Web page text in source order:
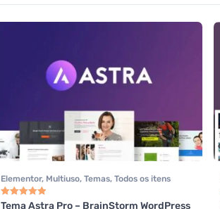
Elementor, Multiuso, Temas, Todos os itens
Tema Astra Pro – BrainStorm WordPress